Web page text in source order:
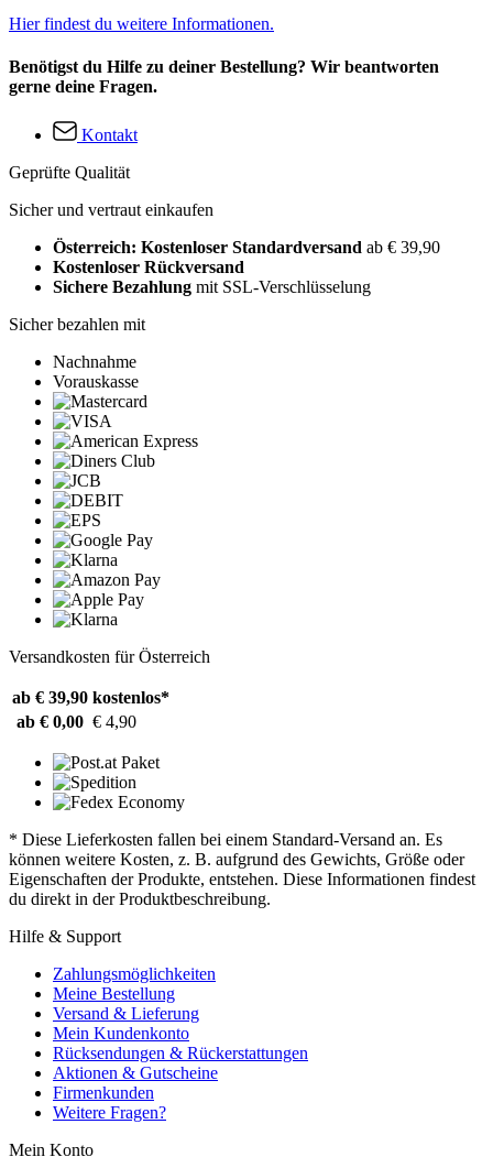
Hier findest du weitere Informationen.
Benötigst du Hilfe zu deiner Bestellung? Wir beantworten
gerne deine Fragen.
Kontakt
Geprüfte Qualität
Sicher und vertraut einkaufen
Österreich: Kostenloser Standardversand ab € 39,90
Kostenloser Rückversand
Sichere Bezahlung mit SSL-Verschlüsselung
Sicher bezahlen mit
Nachnahme
Vorauskasse
Versandkosten für Österreich
ab € 39,90 kostenlos*
ab € 0,00 € 4,90
* Diese Lieferkosten fallen bei einem Standard-Versand an. Es
können weitere Kosten, z. B. aufgrund des Gewichts, Größe oder
Eigenschaften der Produkte, entstehen. Diese Informationen findest
du direkt in der Produktbeschreibung.
Hilfe & Support
Zahlungsmöglichkeiten
Meine Bestellung
Versand & Lieferung
Mein Kundenkonto
Rücksendungen & Rückerstattungen
Aktionen & Gutscheine
Firmenkunden
Weitere Fragen?
Mein Konto